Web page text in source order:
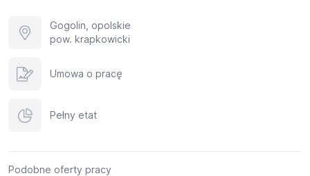
Gogolin, opolskie
pow. krapkowicki
Umowa o pracę
Pełny etat
Podobne oferty pracy